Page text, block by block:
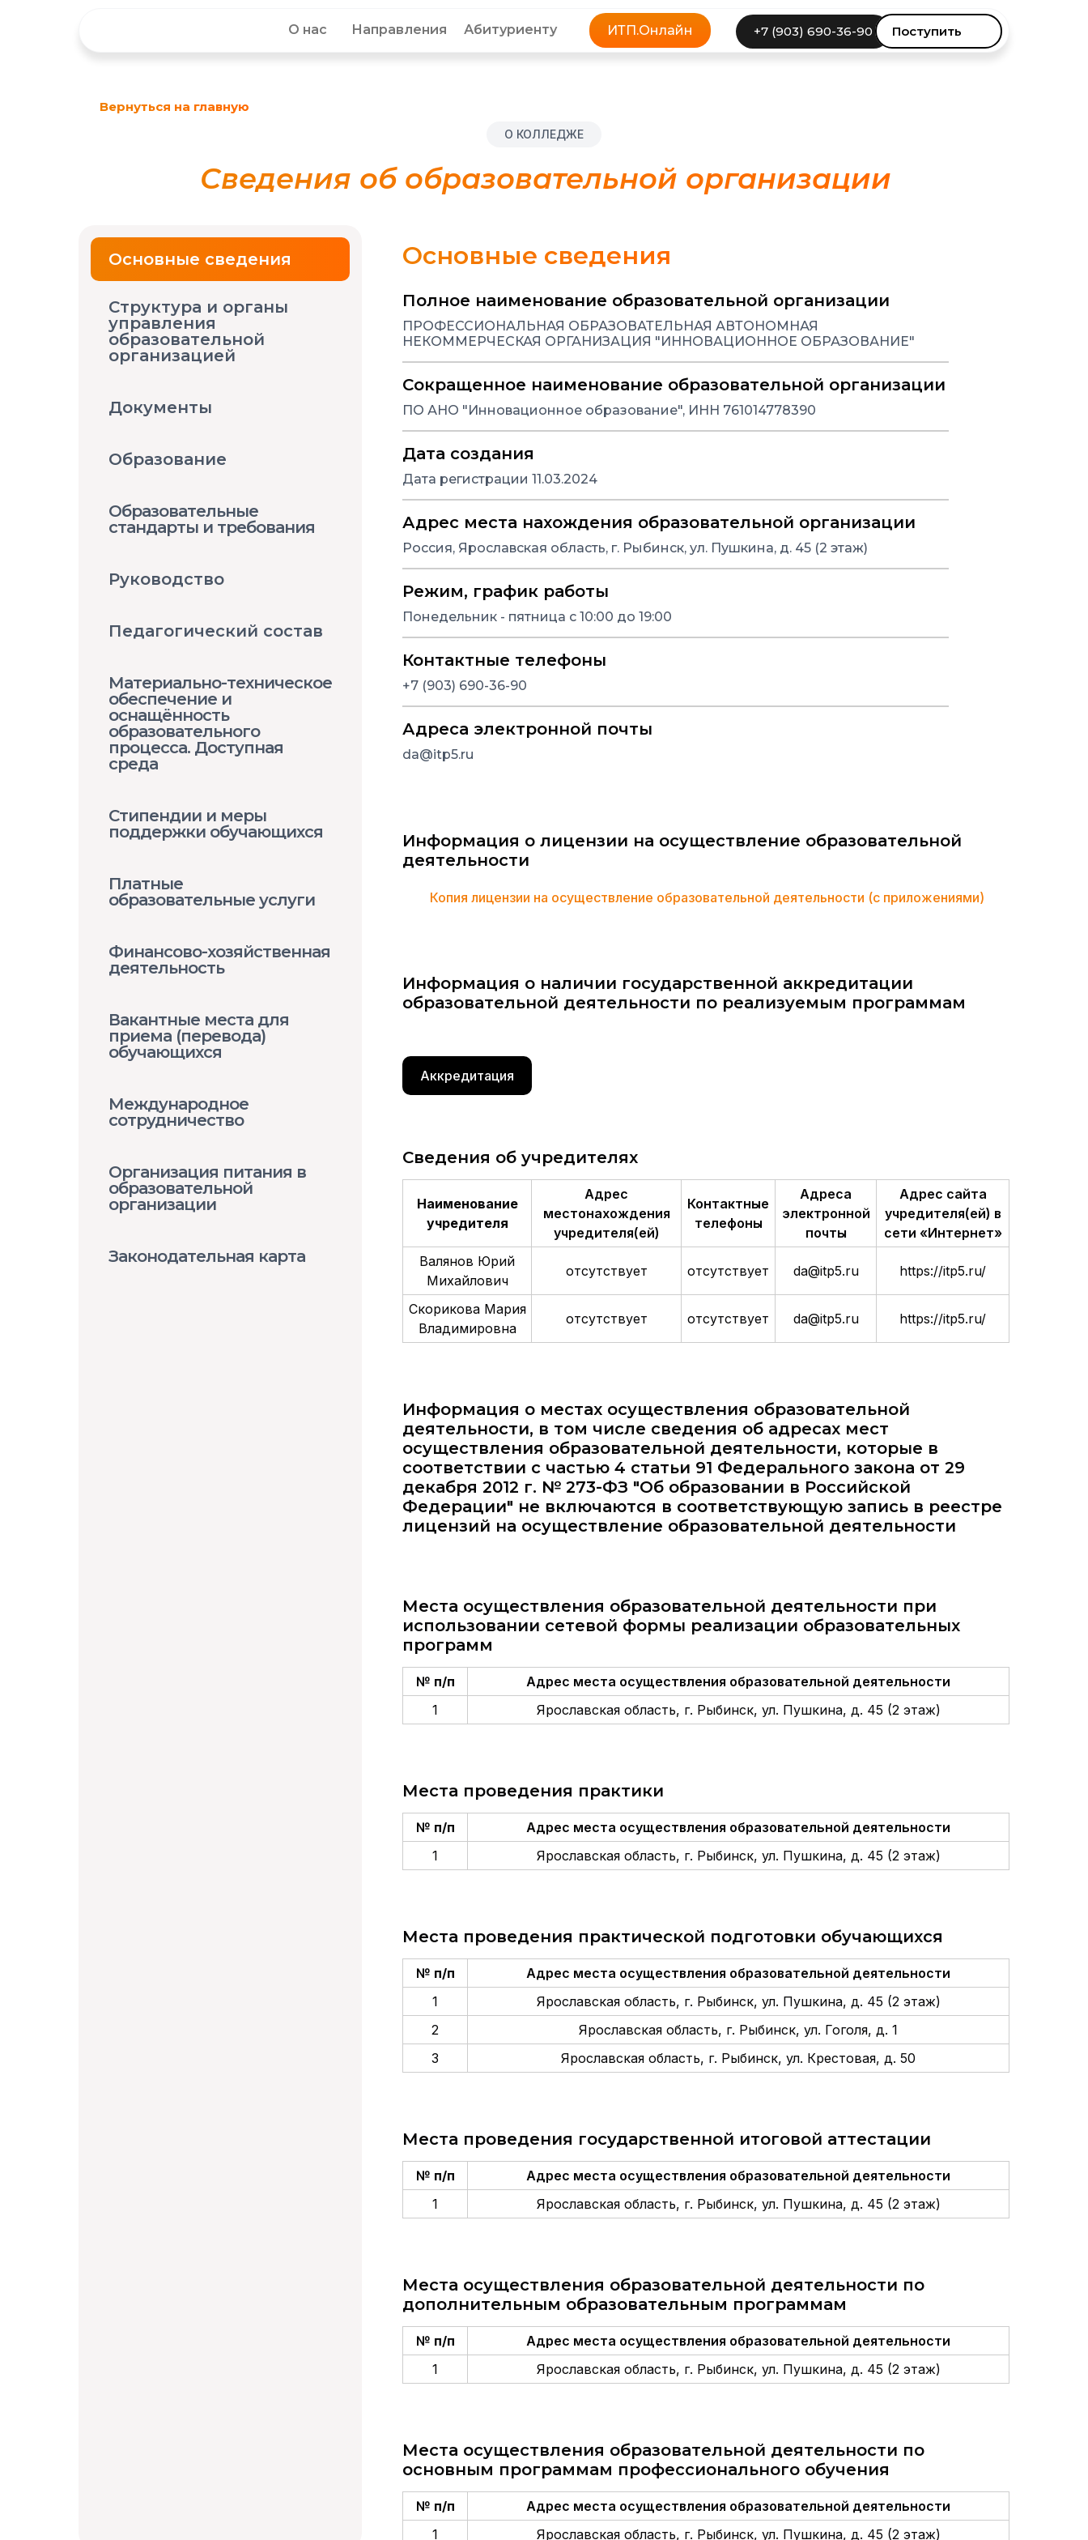
Абитуриенту
Направления
О нас ИТП.Онлайн Поступить
+7 (903) 690-36-90ㅤㅤ
Вернуться на главную
О КОЛЛЕДЖЕ
Сведения об образовательной организации
Основные сведения
Структура и органы
управления
образовательной
организацией
Документы
Образование
Образовательные
стандарты и требования
Руководство
Педагогический состав
Материально-техническое
обеспечение и
оснащённость
образовательного
процесса. Доступная
среда
Стипендии и меры
поддержки обучающихся
Платные
образовательные услуги
Финансово-хозяйственная
деятельность
Вакантные места для
приема (перевода)
обучающихся
Международное
сотрудничество
Организация питания в
образовательной
организации
Законодательная карта
Основные сведения
Полное наименование образовательной организации
ПРОФЕССИОНАЛЬНАЯ ОБРАЗОВАТЕЛЬНАЯ АВТОНОМНАЯ
НЕКОММЕРЧЕСКАЯ ОРГАНИЗАЦИЯ "ИННОВАЦИОННОЕ ОБРАЗОВАНИЕ"
Сокращенное наименование образовательной организации
ПО АНО "Инновационное образование", ИНН 761014778390
Дата создания
Дата регистрации 11.03.2024
Адрес места нахождения образовательной организации
Россия, Ярославская область, г. Рыбинск, ул. Пушкина, д. 45 (2 этаж)
Режим, график работы
Понедельник - пятница с 10:00 до 19:00
Контактные телефоны
+7 (903) 690-36-90
Адреса электронной почты
da@itp5.ru
Информация о лицензии на осуществление образовательной
деятельности
Копия лицензии на осуществление образовательной деятельности (с приложениями)
Информация о наличии государственной аккредитации
образовательной деятельности по реализуемым программам
Аккредитация
Сведения об учредителях
Наименование
учредителя
Адрес
местонахождения
учредителя(ей)
Контактные
телефоны
Адреса
электронной
почты
Адрес сайта
учредителя(ей) в
сети «Интернет»
Валянов Юрий
Михайлович
отсутствует отсутствует da@itp5.ru https://itp5.ru/
Скорикова Мария
Владимировна
отсутствует отсутствует da@itp5.ru https://itp5.ru/
Информация о местах осуществления образовательной
деятельности, в том числе сведения об адресах мест
осуществления образовательной деятельности, которые в
соответствии с частью 4 статьи 91 Федерального закона от 29
декабря 2012 г. № 273-ФЗ "Об образовании в Российской
Федерации" не включаются в соответствующую запись в реестре
лицензий на осуществление образовательной деятельности
Места осуществления образовательной деятельности при
использовании сетевой формы реализации образовательных
программ
№ п/п
Адрес места осуществления образовательной деятельности
1
Ярославская область, г. Рыбинск, ул. Пушкина, д. 45 (2 этаж)
Места проведения практики
№ п/п
Адрес места осуществления образовательной деятельности
1
Ярославская область, г. Рыбинск, ул. Пушкина, д. 45 (2 этаж)
Места проведения практической подготовки обучающихся
№ п/п
Адрес места осуществления образовательной деятельности
1
Ярославская область, г. Рыбинск, ул. Пушкина, д. 45 (2 этаж)
2
Ярославская область, г. Рыбинск, ул. Гоголя, д. 1
3
Ярославская область, г. Рыбинск, ул. Крестовая, д. 50
Места проведения государственной итоговой аттестации
№ п/п
Адрес места осуществления образовательной деятельности
1
Ярославская область, г. Рыбинск, ул. Пушкина, д. 45 (2 этаж)
Места осуществления образовательной деятельности по
дополнительным образовательным программам
№ п/п
Адрес места осуществления образовательной деятельности
1
Ярославская область, г. Рыбинск, ул. Пушкина, д. 45 (2 этаж)
Места осуществления образовательной деятельности по
основным программам профессионального обучения
№ п/п
Адрес места осуществления образовательной деятельности
1
Ярославская область, г. Рыбинск, ул. Пушкина, д. 45 (2 этаж)